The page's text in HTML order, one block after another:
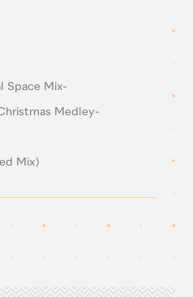
Space Mix-
Medley-
Mix)